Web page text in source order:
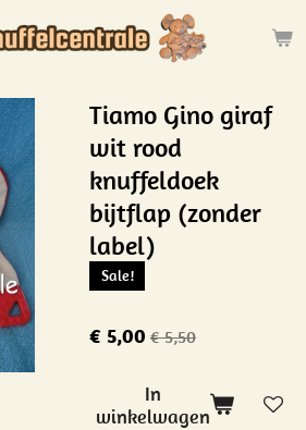
Tiamo Gino giraf
wit rood
knuffeldoek
bijtflap (zonder
label)
Sale!
€ 5,00 € 5,50
In
winkelwagen